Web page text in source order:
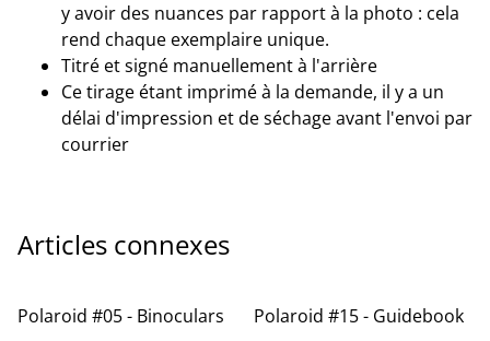
y avoir des nuances par rapport à la photo : cela
rend chaque exemplaire unique.
Titré et signé manuellement à l'arrière
Ce tirage étant imprimé à la demande, il y a un
délai d'impression et de séchage avant l'envoi par
courrier
Articles connexes
Polaroid #05 - Binoculars
Polaroid #15 - Guidebook